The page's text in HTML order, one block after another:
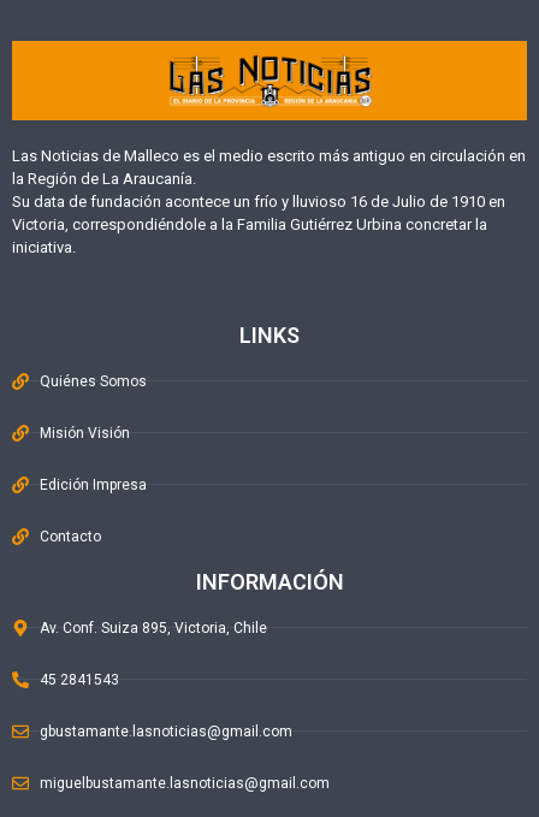
Las Noticias de Malleco es el medio escrito más antiguo en circulación en
la Región de La Araucanía.
Su data de fundación acontece un frío y lluvioso 16 de Julio de 1910 en
Victoria, correspondiéndole a la Familia Gutiérrez Urbina concretar la
iniciativa.
LINKS
Quiénes Somos
Misión Visión
Edición Impresa
Contacto
INFORMACIÓN
Av. Conf. Suiza 895, Victoria, Chile
45 2841543
gbustamante.lasnoticias@gmail.com
miguelbustamante.lasnoticias@gmail.com